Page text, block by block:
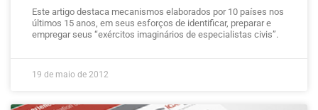
Este artigo destaca mecanismos elaborados por 10 países nos
últimos 15 anos, em seus esforços de identificar, preparar e
empregar seus “exércitos imaginários de especialistas civis”.
19 de maio de 2012